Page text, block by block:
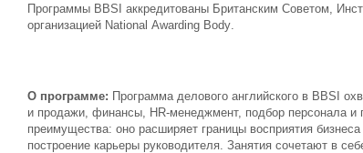
Программы BBSI аккредитованы Британским Советом,
организацией National Awarding Body.
О программе: Программа делового английского в BBSI
и продажи, финансы, HR-менеджмент, подбор персонала и
преимущества: оно расширяет границы восприятия
построение карьеры руководителя. Занятия сочетают в